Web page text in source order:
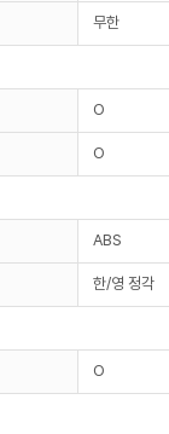
무한
O
O
ABS
한/영 정각
O